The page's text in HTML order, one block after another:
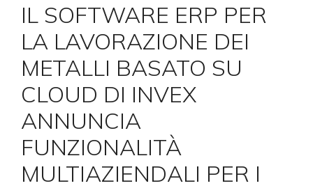
IL SOFTWARE ERP PER
LA LAVORAZIONE DEI
METALLI BASATO SU
CLOUD DI INVEX
ANNUNCIA
FUNZIONALITÀ
MULTIAZIENDALI PER I